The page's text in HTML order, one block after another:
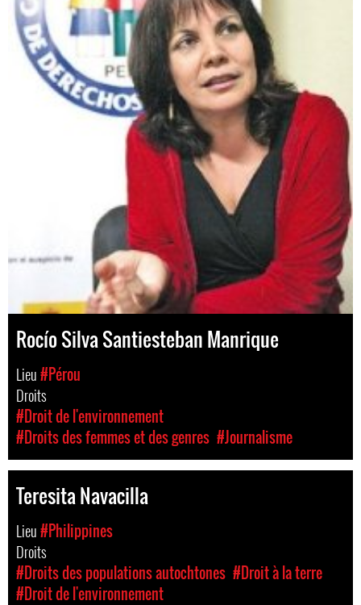
Rocío Silva Santiesteban Manrique
Lieu#Pérou
Droits
#Droit de l'environnement
#Droits des femmes et des genres #Journalisme
Teresita Navacilla
Lieu#Philippines
Droits
#Droits des populations autochtones #Droit à la terre
#Droit de l'environnement